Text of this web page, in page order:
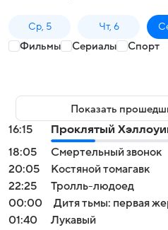
Ср, 5 Чт, 6
Фильмы Сериалы Спорт
Показать
16:15
Проклятый
18:05
Смертельный звонок
20:05
Костяной томагавк
22:25
Тролль-людоед
00:00
Дитя тьмы: первая
01:40
Лукавый